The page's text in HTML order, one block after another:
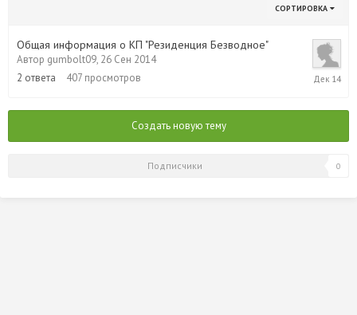
СОРТИРОВКА
Общая информация о КП "Резиденция Безводное"
Автор gumbolt09, 26 Сен 2014
2 ответа 407 просмотров
22
Дек
Создать новую тему
Подписчики 0